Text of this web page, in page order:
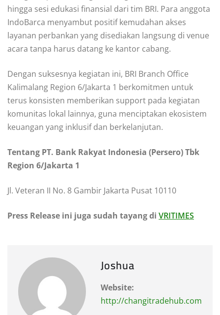
hingga sesi edukasi finansial dari tim BRI. Para anggota
IndoBarca menyambut positif kemudahan akses
layanan perbankan yang disediakan langsung di venue
acara tanpa harus datang ke kantor cabang.
Dengan suksesnya kegiatan ini, BRI Branch Office
Kalimalang Region 6/Jakarta 1 berkomitmen untuk
terus konsisten memberikan support pada kegiatan
komunitas lokal lainnya, guna menciptakan ekosistem
keuangan yang inklusif dan berkelanjutan.
Tentang PT. Bank Rakyat Indonesia (Persero) Tbk
Region 6/Jakarta 1
Jl. Veteran II No. 8 Gambir Jakarta Pusat 10110
Press Release ini juga sudah tayang di VRITIMES
Joshua
Website:
http://changitradehub.com